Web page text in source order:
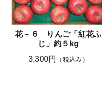
花－６ りんご「紅花ふ
じ」約５kg
3,300円
（税込み）